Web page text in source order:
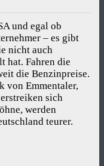
und egal ob
– es gibt
nicht auch
hat. Fahren die
die Benzinpreise.
von Emmentaler,
sich
werden
teurer.